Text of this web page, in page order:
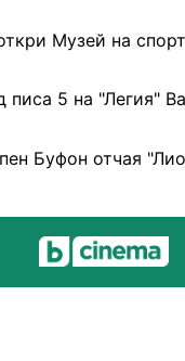
Музей на
писа 5 на "Легия"
Буфон отчая